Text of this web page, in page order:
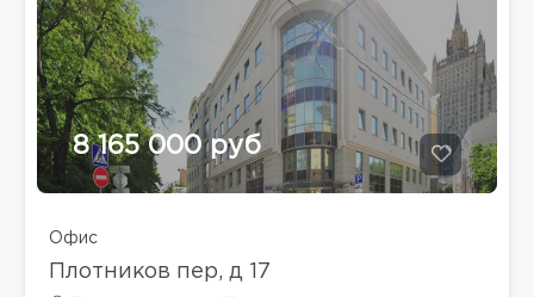
8 165 000 руб
Офис
Плотников пер, д 17